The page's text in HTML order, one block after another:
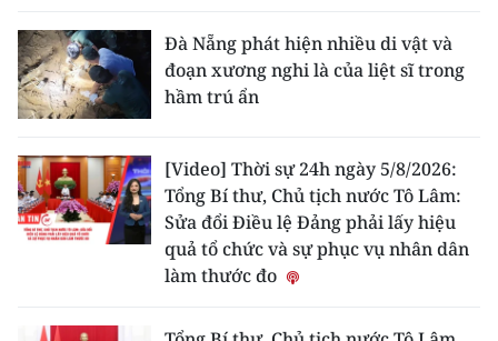
Đà Nẵng phát hiện nhiều di vật và
đoạn xương nghi là của liệt sĩ trong
hầm trú ẩn
[Video] Thời sự 24h ngày 5/8/2026:
Tổng Bí thư, Chủ tịch nước Tô Lâm:
Sửa đổi Điều lệ Đảng phải lấy hiệu
quả tổ chức và sự phục vụ nhân dân
làm thước đo